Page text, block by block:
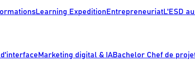
Learning ExpeditionEntrepreneuriatL'ESD
Marketing digital & IABachelor Chef de